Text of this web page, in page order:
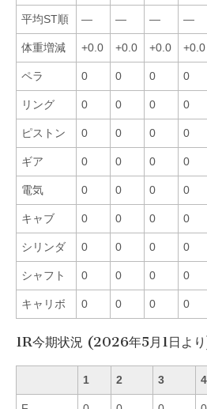
平均ST順 — — — —
体重増減 +0.0 +0.0 +0.0 +0.0
ペラ 0 0 0 0
リング 0 0 0 0
ピストン 0 0 0 0
ギア 0 0 0 0
電気 0 0 0 0
キャブ 0 0 0 0
シリンダ 0 0 0 0
シャフト 0 0 0 0
キャリボ 0 0 0 0
1R今期状況 (2026年5月1日よ
1 2 3 4